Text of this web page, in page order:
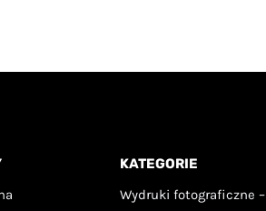
wybrać
KATEGORIE
Wydruki fotograficzne –